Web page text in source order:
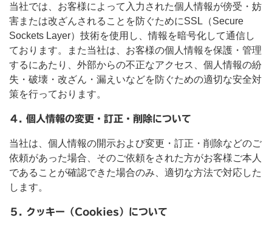
当社では、お客様によって入力された個人情報が傍受・妨
害または改ざんされることを防ぐためにSSL（Secure
Sockets Layer）技術を使用し、情報を暗号化して通信し
ております。また当社は、お客様の個人情報を保護・管理
するにあたり、外部からの不正なアクセス、個人情報の紛
失・破壊・改ざん・漏えいなどを防ぐための適切な安全対
策を行っております。
４. 個人情報の変更・訂正・削除について
当社は、個人情報の開示および変更・訂正・削除などのご
依頼があった場合、そのご依頼をされた方がお客様ご本人
であることが確認できた場合のみ、適切な方法で対応した
します。
５. クッキー（Cookies）について